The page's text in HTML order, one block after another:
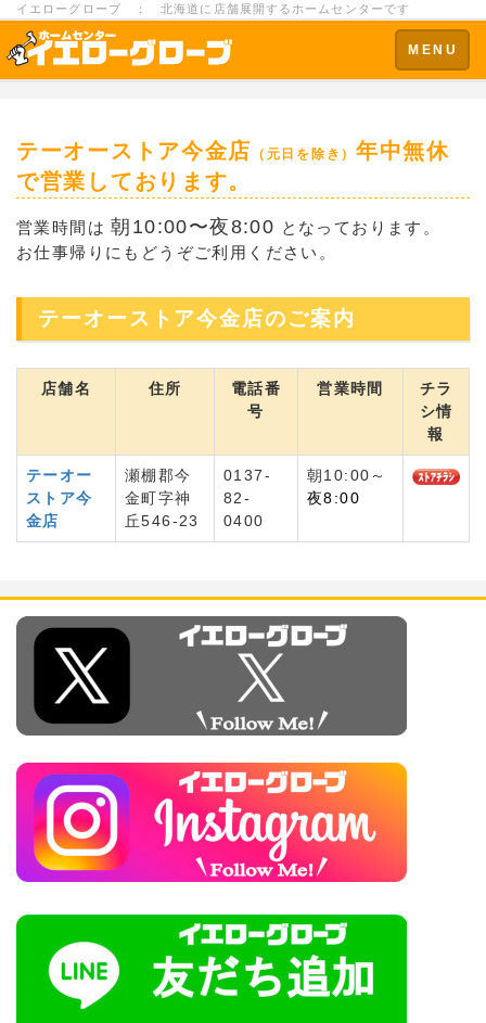
イエローグローブ ： 北海道に店舗展開するホームセンターです
Toggle
navigation
MENU
テーオーストア今金店 （元日を除き） 年中無休
で営業しております。
営業時間は朝10:00〜夜8:00 となっております。
お仕事帰りにもどうぞご利用ください。
テーオーストア今金店のご案内
店舗名 住所
電話番
号
営業時間
チラ
シ情
報
テーオー
ストア今
金店
瀬棚郡今
金町字神
丘546-23
0137-
82-
0400
朝10:00～
夜8:00